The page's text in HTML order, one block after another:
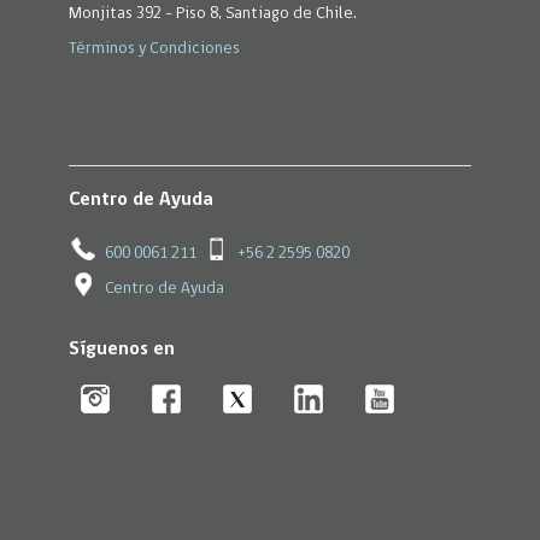
Monjitas 392 - Piso 8, Santiago de Chile.
Términos y Condiciones
Centro de Ayuda
600 0061 211 +56 2 2595 0820
Centro de Ayuda
Síguenos en